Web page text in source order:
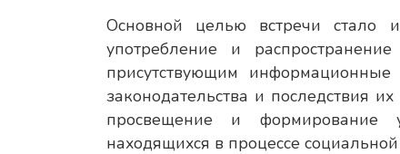
Основной целью встречи стало
употребление и
присутствующим
законодательства и последствия
просвещение и формирование
находящихся в процессе